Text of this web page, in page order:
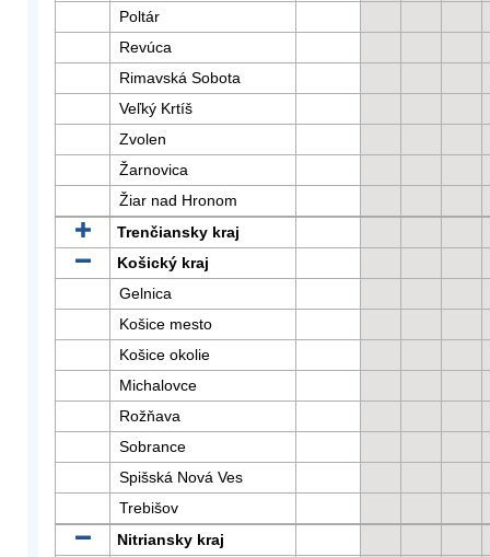
Poltár
Revúca
Rimavská Sobota
Veľký Krtíš
Zvolen
Žarnovica
Žiar nad Hronom
Trenčiansky kraj
Košický kraj
Gelnica
Košice mesto
Košice okolie
Michalovce
Rožňava
Sobrance
Spišská Nová Ves
Trebišov
Nitriansky kraj